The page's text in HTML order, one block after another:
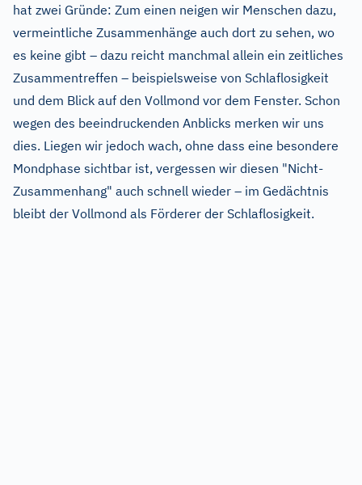
hat zwei Gründe: Zum einen neigen wir Menschen dazu,
vermeintliche Zusammenhänge auch dort zu sehen, wo
es keine gibt – dazu reicht manchmal allein ein zeitliches
Zusammentreffen – beispielsweise von Schlaflosigkeit
und dem Blick auf den Vollmond vor dem Fenster. Schon
wegen des beeindruckenden Anblicks merken wir uns
dies. Liegen wir jedoch wach, ohne dass eine besondere
Mondphase sichtbar ist, vergessen wir diesen "Nicht-
Zusammenhang" auch schnell wieder – im Gedächtnis
bleibt der Vollmond als Förderer der Schlaflosigkeit.